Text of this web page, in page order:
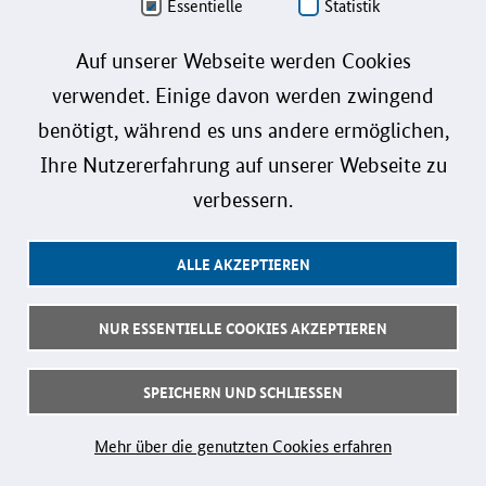
Essentielle Statistik
Auf unserer Webseite werden Cookies
verwendet. Einige davon werden zwingend
benötigt, während es uns andere ermöglichen,
Ihre Nutzererfahrung auf unserer Webseite zu
verbessern.
ALLE AKZEPTIEREN
NUR ESSENTIELLE COOKIES AKZEPTIEREN
SPEICHERN UND SCHLIESSEN
Mehr über die genutzten Cookies erfahren